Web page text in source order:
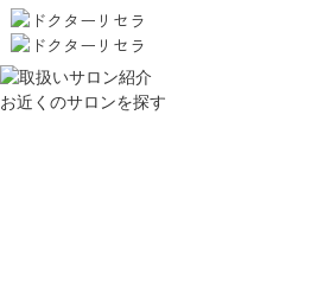
お近くのサロンを探す